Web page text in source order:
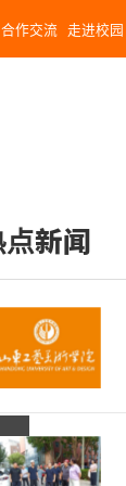
合作交流 走进校园
新闻